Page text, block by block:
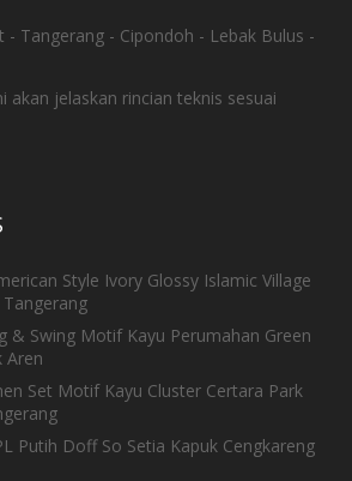
- Tangerang - Cipondoh - Lebak Bulus -
akan jelaskan rincian teknis sesuai
Style Ivory Glossy Islamic Village
& Swing Motif Kayu Perumahan Green
Aren
Set Motif Kayu Cluster Certara Park
Putih Doff So Setia Kapuk Cengkareng